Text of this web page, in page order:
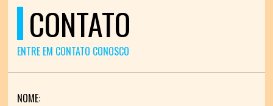
CONTATO
ENTRE EM CONTATO CONOSCO
NOME: